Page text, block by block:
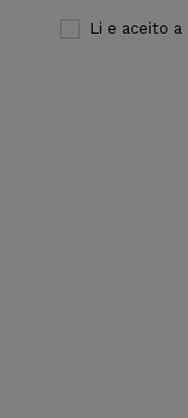
Li e aceito a